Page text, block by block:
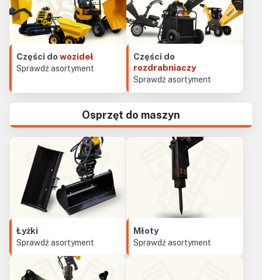
Części do wozideł
Sprawdź asortyment
Części do
rozdrabniaczy
Sprawdź asortyment
Osprzęt do maszyn
Łyżki
Sprawdź asortyment
Młoty
Sprawdź asortyment